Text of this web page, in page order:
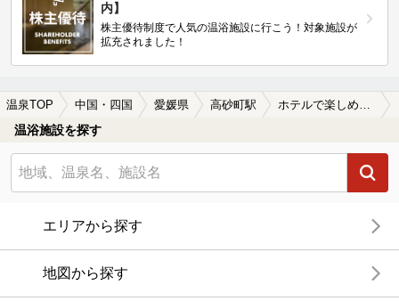
内】
株主優待制度で人気の温浴施設に行こう！対象施設が
拡充されました！
温泉TOP 中国・四国 愛媛県 高砂町駅 ホテルで楽しめる高砂町駅近くの温泉、日帰り温泉、スーパー銭湯おすすめ
温浴施設を探す
エリアから探す
地図から探す